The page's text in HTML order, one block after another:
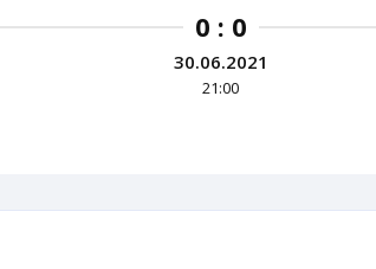
0 : 0
30.06.2021
21:00